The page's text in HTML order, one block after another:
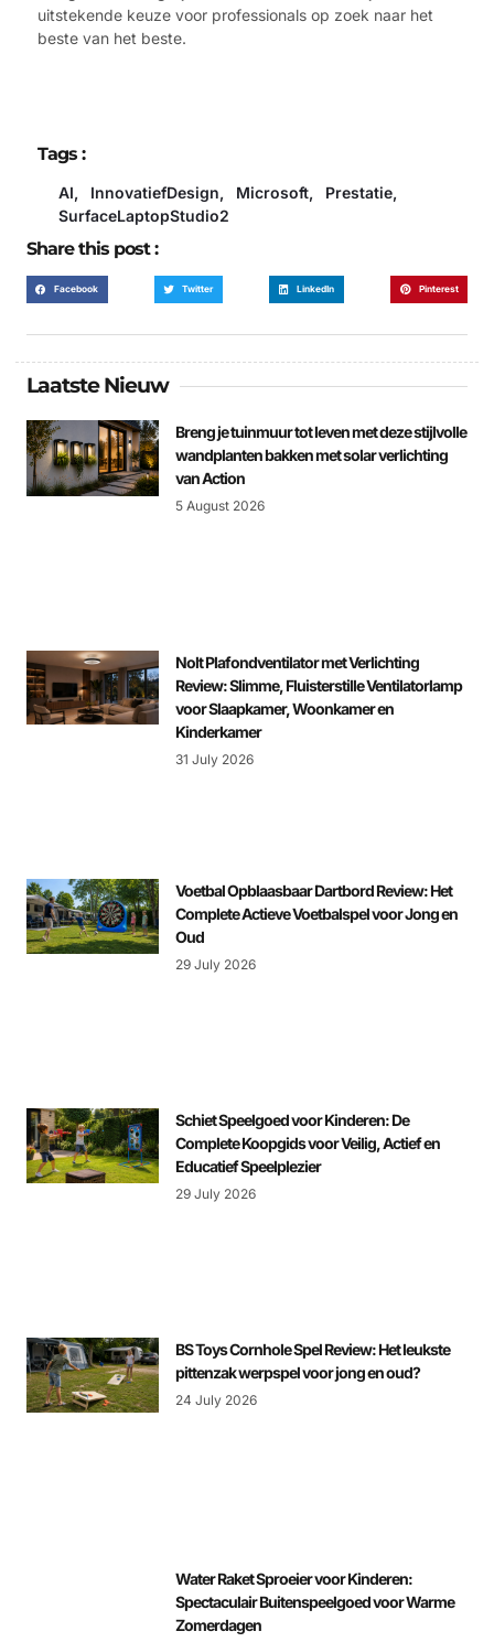
uitstekende keuze voor professionals op zoek naar het
beste van het beste.
AI, InnovatiefDesign, Microsoft, Prestatie,
SurfaceLaptopStudio2
Tags :
Share this post :
Facebook Twitter LinkedIn Pinterest
Laatste Nieuw
Breng je tuinmuur tot leven met deze stijlvolle
wandplanten bakken met solar verlichting
van Action
5 August 2026
Nolt Plafondventilator met Verlichting
Review: Slimme, Fluisterstille Ventilatorlamp
voor Slaapkamer, Woonkamer en
Kinderkamer
31 July 2026
Voetbal Opblaasbaar Dartbord Review: Het
Complete Actieve Voetbalspel voor Jong en
Oud
29 July 2026
Schiet Speelgoed voor Kinderen: De
Complete Koopgids voor Veilig, Actief en
Educatief Speelplezier
29 July 2026
BS Toys Cornhole Spel Review: Het leukste
pittenzak werpspel voor jong en oud?
24 July 2026
Water Raket Sproeier voor Kinderen:
Spectaculair Buitenspeelgoed voor Warme
Zomerdagen